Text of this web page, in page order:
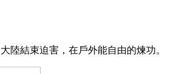
陸結束迫害，在戶外能自由的煉功。